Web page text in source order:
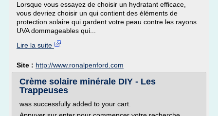
Lorsque vous essayez de choisir un hydratant efficace,
vous devriez choisir un qui contient des éléments de
protection solaire qui gardent votre peau contre les rayons
UVA dommageables qui...
Lire la suite
Site : http://www.ronalpenford.com
Crème solaire minérale DIY - Les
Trappeuses
was successfully added to your cart.